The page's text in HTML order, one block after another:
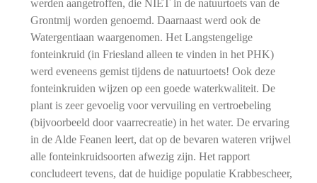
werden aangetroffen, die NIET in de natuurtoets van de
Grontmij worden genoemd. Daarnaast werd ook de
Watergentiaan waargenomen. Het Langstengelige
fonteinkruid (in Friesland alleen te vinden in het PHK)
werd eveneens gemist tijdens de natuurtoets! Ook deze
fonteinkruiden wijzen op een goede waterkwaliteit. De
plant is zeer gevoelig voor vervuiling en vertroebeling
(bijvoorbeeld door vaarrecreatie) in het water. De ervaring
in de Alde Feanen leert, dat op de bevaren wateren vrijwel
alle fonteinkruidsoorten afwezig zijn. Het rapport
concludeert tevens, dat de huidige populatie Krabbescheer,